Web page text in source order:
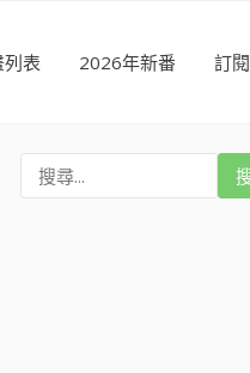
表 2026年新番 訂閱